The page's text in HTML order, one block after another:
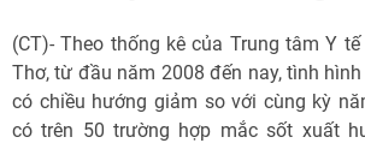
(CT)- Theo thống kê của Trung tâm Y
Thơ, từ đầu năm 2008 đến nay, tình
có chiều hướng giảm so với cùng kỳ
có trên 50 trường hợp mắc sốt xuất